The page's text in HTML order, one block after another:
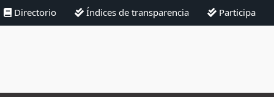
Directorio Índices de transparencia Participa